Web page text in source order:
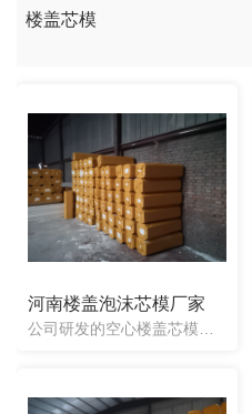
楼盖芯模
河南楼盖泡沫芯模厂家